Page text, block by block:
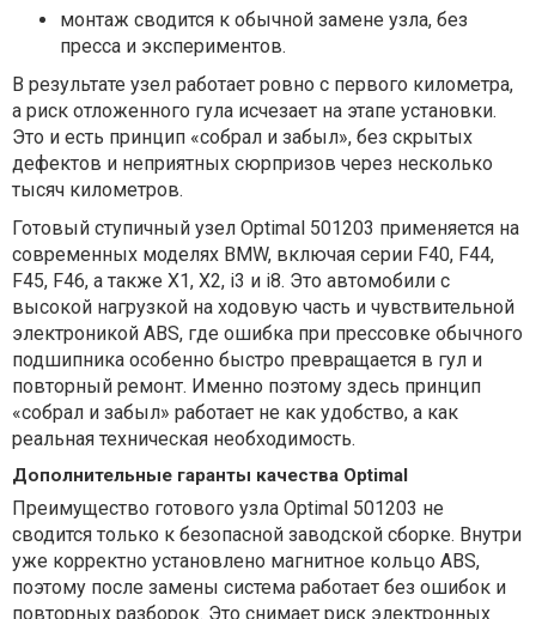
монтаж сводится к обычной замене узла, без
пресса и экспериментов.
В результате узел работает ровно с первого километра,
а риск отложенного гула исчезает на этапе установки.
Это и есть принцип «собрал и забыл», без скрытых
дефектов и неприятных сюрпризов через несколько
тысяч километров.
Готовый ступичный узел Optimal 501203 применяется на
современных моделях BMW, включая серии F40, F44,
F45, F46, а также X1, X2, i3 и i8. Это автомобили с
высокой нагрузкой на ходовую часть и чувствительной
электроникой ABS, где ошибка при прессовке обычного
подшипника особенно быстро превращается в гул и
повторный ремонт. Именно поэтому здесь принцип
«собрал и забыл» работает не как удобство, а как
реальная техническая необходимость.
Дополнительные гаранты качества Optimal
Преимущество готового узла Optimal 501203 не
сводится только к безопасной заводской сборке. Внутри
уже корректно установлено магнитное кольцо ABS,
поэтому после замены система работает без ошибок и
повторных разборок. Это снимает риск электронных